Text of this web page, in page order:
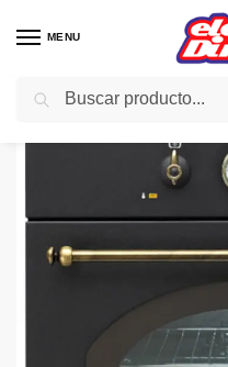
MENU
Inicio Gama blanca Hornos